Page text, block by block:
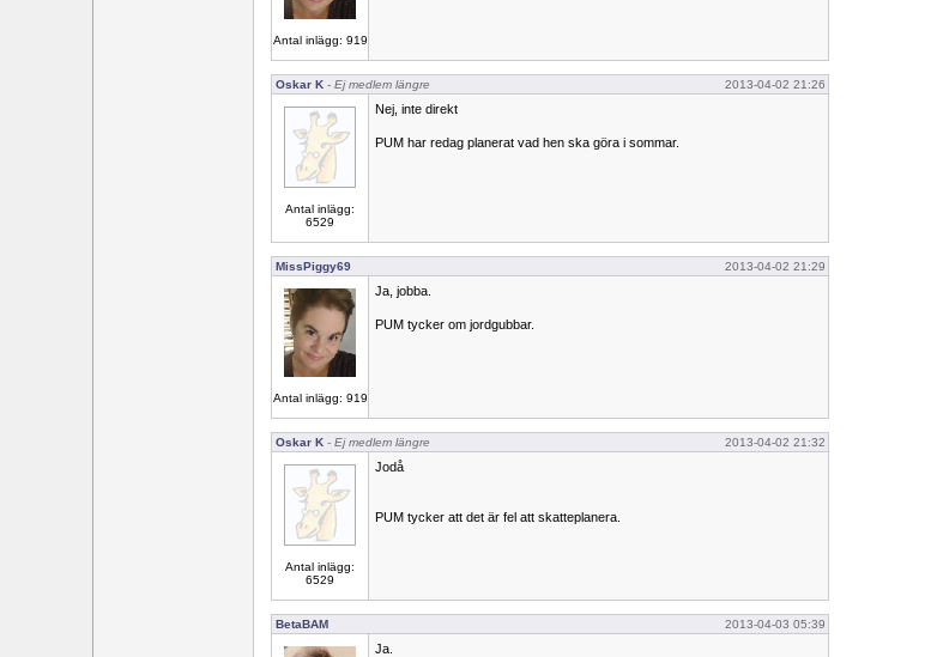
Antal inlägg: 919
Oskar K - Ej medlem längre 2013-04-02 21:26
Antal inlägg:
6529
Nej, inte direkt
PUM har redag planerat vad hen ska göra i sommar.
MissPiggy69 2013-04-02 21:29
Antal inlägg: 919
Ja, jobba.
PUM tycker om jordgubbar.
Oskar K - Ej medlem längre 2013-04-02 21:32
Antal inlägg:
6529
Jodå
PUM tycker att det är fel att skatteplanera.
BetaBAM 2013-04-03 05:39
Ja.